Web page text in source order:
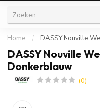
Home / DASSY Nouville
DASSY Nouville
Donkerblauw
(0)